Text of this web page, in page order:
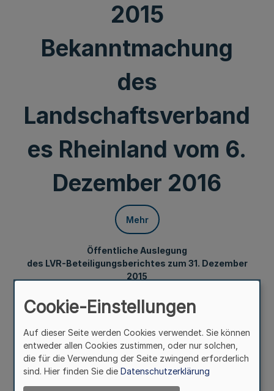
2015
Bekanntmachung
des
Landschaftsverband
es Rheinland vom 6.
Dezember 2016
Mehr
Öffentliche Auslegung
des LVR-Beteiligungsberichtes zum 31. Dezember
2015
Bekanntmachung des Landschaftsverbandes Rheinland
vom 6. Dezember 2016
Aufgrund des § 23 Absatz 2 der
Landschaftsverbandsordnung für das Land Nordrhein-
Westfalen, in der Fassung vom 14. Juli 1994 ( GV. NRW. S.
657), zuletzt geändert durch Artikel 6 des Gesetzes vom
23. Oktober 2012 (GV. NRW. S. 474), in Verbindung mit §
Cookie-Einstellungen
Auf dieser Seite werden Cookies verwendet. Sie können
entweder allen Cookies zustimmen, oder nur solchen,
die für die Verwendung der Seite zwingend erforderlich
sind. Hier finden Sie die Datenschutzerklärung